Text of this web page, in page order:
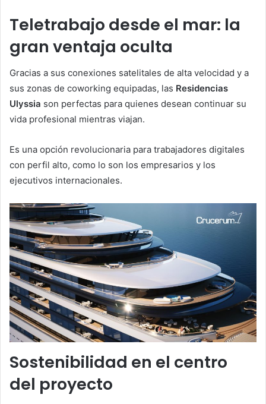
Teletrabajo desde el mar: la
gran ventaja oculta
Gracias a sus conexiones satelitales de alta velocidad y a
sus zonas de coworking equipadas, las Residencias
Ulyssia son perfectas para quienes desean continuar su
vida profesional mientras viajan.
Es una opción revolucionaria para trabajadores digitales
con perfil alto, como lo son los empresarios y los
ejecutivos internacionales.
Sostenibilidad en el centro
del proyecto